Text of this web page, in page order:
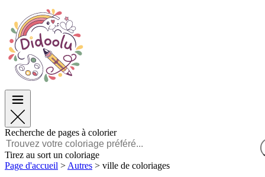
Pâques
TOP Catégories
Pour les Garçons
Pour les Filles
Français
POLSKI
Pâques
TOP Catégories
Pour les Garçons
Pour les Filles
Recherche de pages à colorier
Tirez au sort un coloriage
Page d'accueil > Autres > ville de coloriages